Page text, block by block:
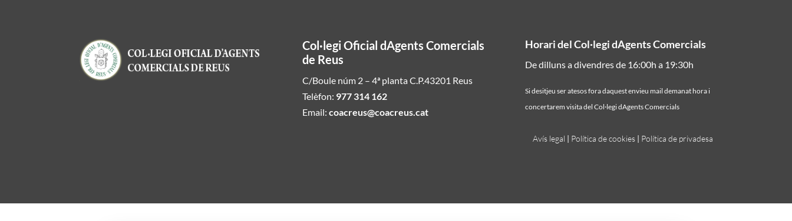
Col·legi Oficial dAgents Comercials
de Reus
C/Boule núm 2 – 4ª planta C.P.43201 Reus
Telèfon: 977 314 162
Email: coacreus@coacreus.cat
Horari del Col·legi dAgents Comercials
De dilluns a divendres de 16:00h a 19:30h
Si desitjeu ser atesos fora daquest envieu mail demanat hora i
concertarem visita del Col·legi dAgents Comercials
Avís legal | Política de cookies| Política de privadesa